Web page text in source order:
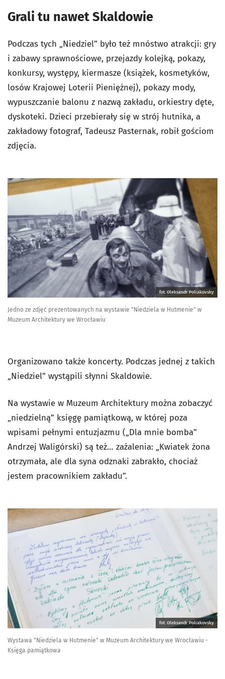
Grali tu nawet Skaldowie
Podczas tych „Niedziel” było też mnóstwo atrakcji: gry
i zabawy sprawnościowe, przejazdy kolejką, pokazy,
konkursy, występy, kiermasze (książek, kosmetyków,
losów Krajowej Loterii Pieniężnej), pokazy mody,
wypuszczanie balonu z nazwą zakładu, orkiestry dęte,
dyskoteki. Dzieci przebierały się w strój hutnika, a
zakładowy fotograf, Tadeusz Pasternak, robił gościom
zdjęcia.
fot. Oleksandr Poliakovsky
Jedno ze zdjęć prezentowanych na wystawie "Niedziela w Hutmenie" w
Muzeum Architektury we Wrocławiu
Organizowano także koncerty. Podczas jednej z takich
„Niedziel” wystąpili słynni Skaldowie.
Na wystawie w Muzeum Architektury można zobaczyć
„niedzielną” księgę pamiątkową, w której poza
wpisami pełnymi entuzjazmu („Dla mnie bomba”
Andrzej Waligórski) są też… zażalenia: „Kwiatek żona
otrzymała, ale dla syna odznaki zabrakło, chociaż
jestem pracownikiem zakładu”.
fot. Oleksandr Poliakovsky
Wystawa "Niedziela w Hutmenie" w Muzeum Architektury we Wrocławiu -
Księga pamiątkowa